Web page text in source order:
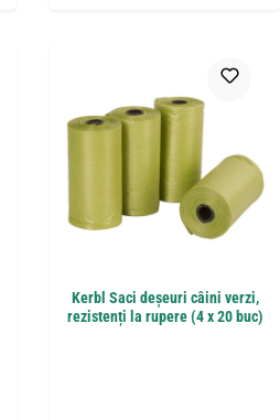
Kerbl Saci deșeuri câini verzi,
rezistenți la rupere (4 x 20 buc)